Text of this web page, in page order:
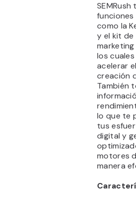
SEMRush
funciones
como la
y el kit de
los
acelerar
creación
También
lo que te
tus
digital y
motores
manera